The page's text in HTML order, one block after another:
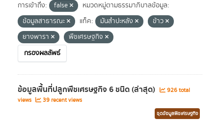
การเข้าถึง: false
หมวดหมู่ตามธรรมาภิบาลข้อมูล:
ข้อมูลสาธารณะ
แท็ค: มันสำปะหลัง
ข้าว
ยางพารา
พืชเศรษฐกิจ
กรองผลลัพธ์
ข้อมูลพื้นที่ปลูกพืชเศรษฐกิจ 6 ชนิด (ล่าสุด)
926 total
views
39 recent views
ชุดข้อมูลพืชเศรษฐกิจ